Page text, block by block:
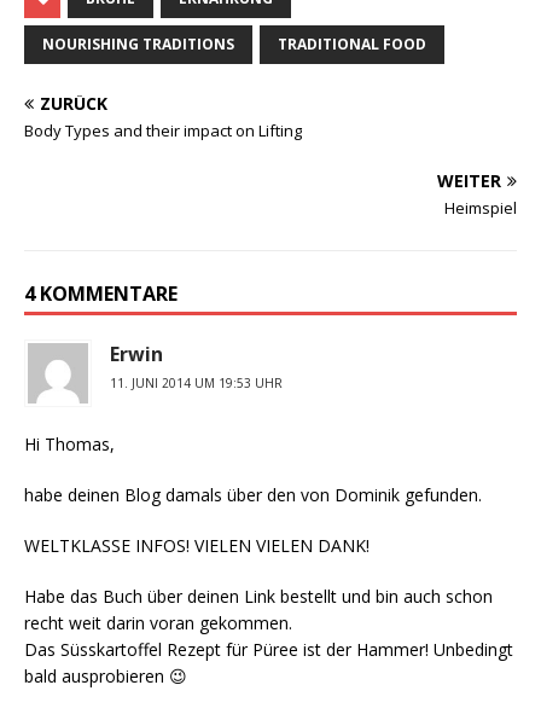
NOURISHING TRADITIONS TRADITIONAL FOOD
ZURÜCK
Body Types and their impact on Lifting
WEITER
Heimspiel
4 KOMMENTARE
Erwin
11. JUNI 2014 UM 19:53 UHR
Hi Thomas,
habe deinen Blog damals über den von Dominik gefunden.
WELTKLASSE INFOS! VIELEN VIELEN DANK!
Habe das Buch über deinen Link bestellt und bin auch schon
recht weit darin voran gekommen.
Das Süsskartoffel Rezept für Püree ist der Hammer! Unbedingt
bald ausprobieren 😉